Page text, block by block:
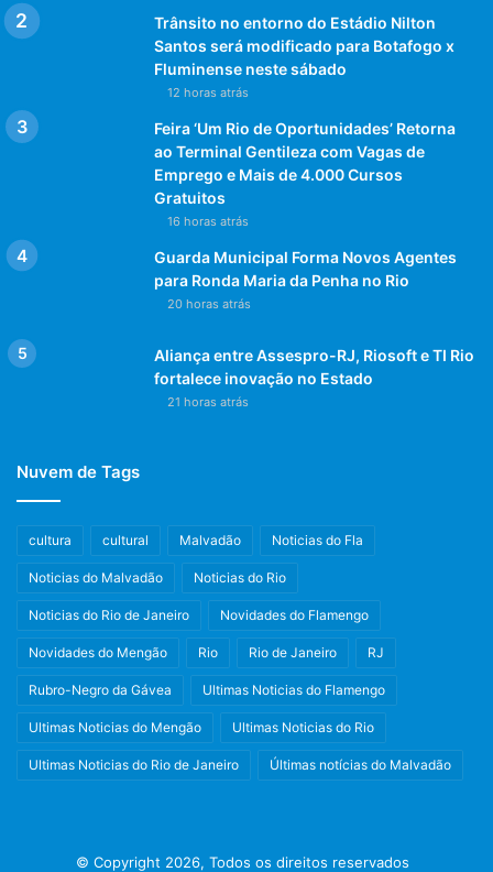
Trânsito no entorno do Estádio Nilton
Santos será modificado para Botafogo x
Fluminense neste sábado
12 horas atrás
Feira ‘Um Rio de Oportunidades’ Retorna
ao Terminal Gentileza com Vagas de
Emprego e Mais de 4.000 Cursos
Gratuitos
16 horas atrás
Guarda Municipal Forma Novos Agentes
para Ronda Maria da Penha no Rio
20 horas atrás
Aliança entre Assespro-RJ, Riosoft e TI Rio
fortalece inovação no Estado
21 horas atrás
Nuvem de Tags
cultura cultural Malvadão Noticias do Fla
Noticias do Malvadão Noticias do Rio
Noticias do Rio de Janeiro Novidades do Flamengo
Novidades do Mengão Rio Rio de Janeiro RJ
Rubro-Negro da Gávea Ultimas Noticias do Flamengo
Ultimas Noticias do Mengão Ultimas Noticias do Rio
Ultimas Noticias do Rio de Janeiro Últimas notícias do Malvadão
© Copyright 2026, Todos os direitos reservados